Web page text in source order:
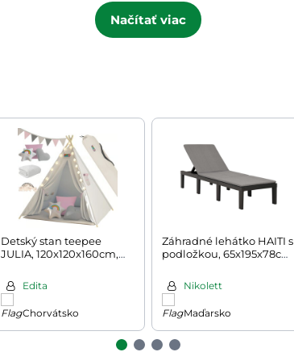
Načítať viac
Detský stan teepee
JULIA, 120x120x160cm,
Edita
Chorvátsko
Záhradné lehátko HAITI s
podložkou, 65x195x78cm,
Nikolett
Maďarsko